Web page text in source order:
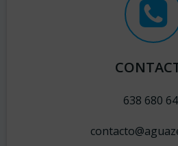
638 680